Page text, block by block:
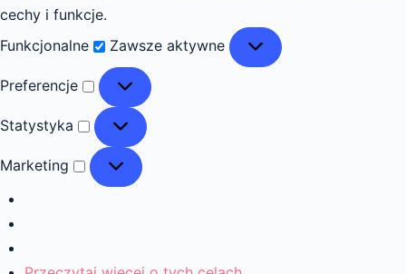
cechy i funkcje.
Funkcjonalne
Funkcjonalne
Zawsze aktywne
Preferencje Preferencje
Statystyka Statystyka
Marketing Marketing